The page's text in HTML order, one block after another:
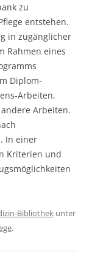
zu
entstehen.
in zugänglicher
Rahmen eines
Diplom-
Arbeiten,
Arbeiten.
In einer
Kriterien und
Bibliothek unter
.